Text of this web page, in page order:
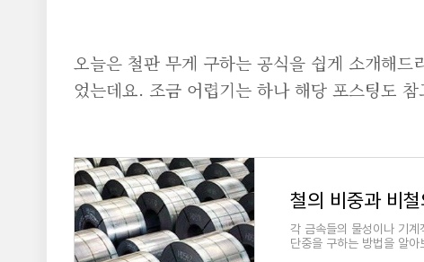
오늘은 철판 무게 구하는 공식을 쉽게 소개해
었는데요. 조금 어렵기는 하나 해당 포스팅도
각 금속들의 물성이나 기
단중을 구하는 방법을 알